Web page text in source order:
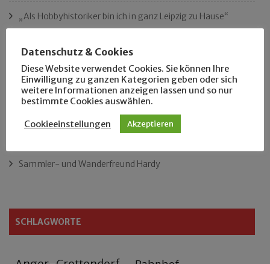
„Als Hobbyhistoriker bin ich in ganz Leipzig zu Hause“
Das neue Eutritzsch-Buch
Der Leipziger Schmiedetag von 1904
Rennfahrer in Schönefeld und Zschocher
Zu Fuß durch Anger-Crottendorf
Sammler- und Wanderfreund Hardy
SCHLAGWORTE
Datenschutz & Cookies
Diese Website verwendet Cookies. Sie können Ihre
Einwilligung zu ganzen Kategorien geben oder sich
weitere Informationen anzeigen lassen und so nur
bestimmte Cookies auswählen.
Cookieeinstellungen Akzeptieren